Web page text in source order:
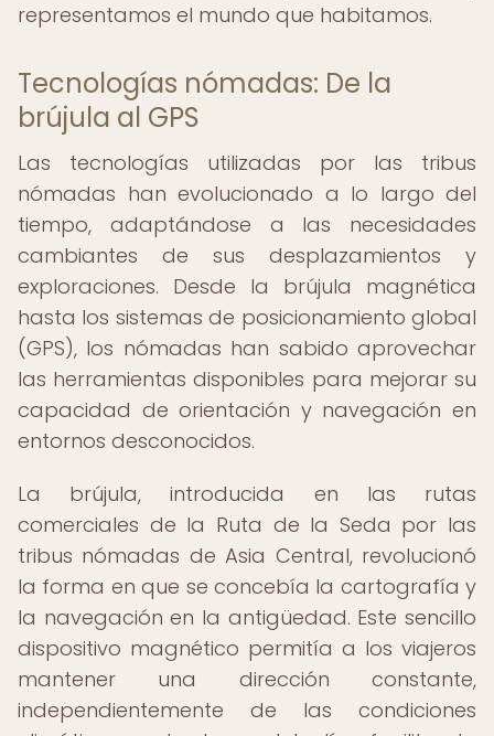
representamos el mundo que habitamos.
Tecnologías nómadas: De la
brújula al GPS
Las tecnologías utilizadas por las tribus
nómadas han evolucionado a lo largo del
tiempo, adaptándose a las necesidades
cambiantes de sus desplazamientos y
exploraciones. Desde la brújula magnética
hasta los sistemas de posicionamiento global
(GPS), los nómadas han sabido aprovechar
las herramientas disponibles para mejorar su
capacidad de orientación y navegación en
entornos desconocidos.
La brújula, introducida en las rutas
comerciales de la Ruta de la Seda por las
tribus nómadas de Asia Central, revolucionó
la forma en que se concebía la cartografía y
la navegación en la antigüedad. Este sencillo
dispositivo magnético permitía a los viajeros
mantener una dirección constante,
independientemente de las condiciones